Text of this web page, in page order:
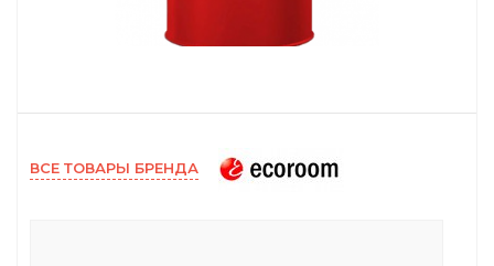
ВСЕ ТОВАРЫ БРЕНДА